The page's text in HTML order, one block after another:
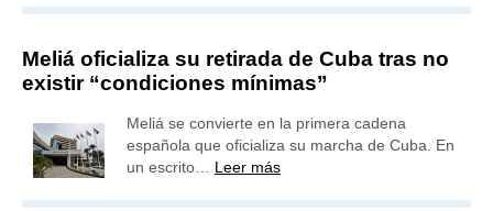
Meliá oficializa su retirada de Cuba tras no
existir “condiciones mínimas”
Meliá se convierte en la primera cadena
española que oficializa su marcha de Cuba. En
un escrito… Leer más